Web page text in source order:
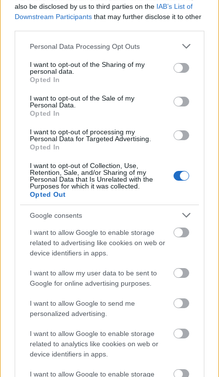
also be disclosed by us to third parties on the IAB’s List of
Downstream Participants that may further disclose it to other
Please note that this website/app uses one or more Google
not limited to your visit or usage behaviour. You may click to
grant or deny consent to Google and its third-party tags to
use your data for below specified purposes in below Google
consent section.
Personal Data Processing Opt Outs
I want to opt-out of the Sharing of my
personal data.
Opted In
I want to opt-out of the Sale of my
Personal Data.
Opted In
I want to opt-out of processing my
Personal Data for Targeted Advertising.
Opted In
I want to opt-out of Collection, Use,
Retention, Sale, and/or Sharing of my
Personal Data that Is Unrelated with the
Purposes for which it was collected.
Opted Out
Google consents
I want to allow Google to enable storage
related to advertising like cookies on web or
device identifiers in apps.
I want to allow my user data to be sent to
Google for online advertising purposes.
I want to allow Google to send me
personalized advertising.
I want to allow Google to enable storage
related to analytics like cookies on web or
device identifiers in apps.
I want to allow Google to enable storage
Serrin
"Csak én kapok agyvérzést attól a remake-mániától,
amely mostanában végigsöpör Hollywoodon?"
danialves
9 éve
amely mostanában végigsöpör Hollywoodon?"
Halkan jegyezném meg, hogy a Jurassic World és a
Force Awakens is egy kvázi-remake, de legalábbis
biztosan nem őket találni a "kreativitás" szócikknél a
szótárban. :P
(A hét mesterlövész meg akkora hulladék lett, hogy
komolyan rosszul érzem magam, amiért hülyét
csináltam az előzetesen a kardjukba dőlő
De Az emlékmás valóban egy jó kis akció-sci-fi
(szerintem ebben a tekintetben a remake-je sem lett
sokkal rosszabb), azon alkotások egyike,
amelyekben színtisztán jelen van a 90-es évek
fordulójának kompromisszummentes, karcos
stílusa, én alapvetően ezért (is) szeretem.